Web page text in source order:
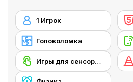
1 Игрок
Головоломка
Игры для сенсорного экрана